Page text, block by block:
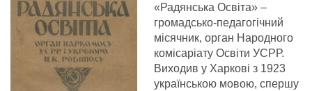
«Радянська Освіта» –
громадсько-педагогічний
місячник, орган Народного
комісаріату Освіти УСРР.
Виходив у Харкові з 1923
українською мовою, спершу